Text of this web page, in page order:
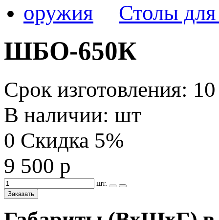
Столы
ШБО-650К
Срок изготовления:
В наличии: шт
0 Скидка 5%
9 500 р
шт.
Заказать